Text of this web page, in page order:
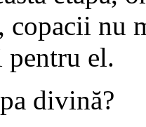
copacii nu
pentru el.
divină?